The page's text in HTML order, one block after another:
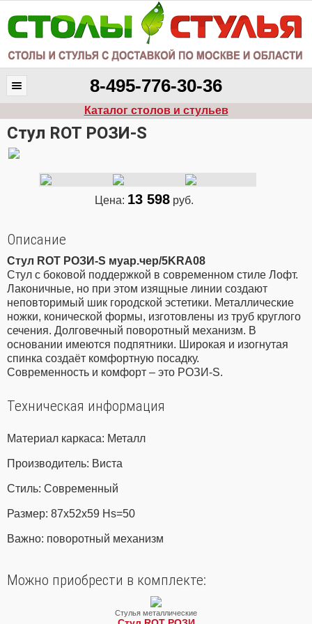
8-495-776-30-36
Каталог столов и стульев
Стул ROT РОЗИ-S
Цена: 13 598 руб.
Описание
Стул ROT РОЗИ-S муар.чер/5KRA08
Стул с боковой поддержкой в современном стиле Лофт.
Лаконичные, но при этом изящные линии создают
неповторимый шик городской эстетики. Металлические
ножки, конической формы, изготовлены из труб круглого
сечения. Долговечный поворотный механизм. В
основании имеются подпятники. Широкая и изогнутая
спинка создаёт комфортную посадку.
Современность и комфорт – это РОЗИ-S.
Техническая информация
Материал каркаса: Металл
Производитель: Виста
Стиль: Современный
Размер: 87х52х59 Hs=50
Важно: поворотный механизм
Можно приобрести в комплекте:
Стулья металлические